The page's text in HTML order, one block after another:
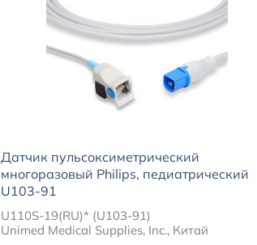
Датчик пульсоксиметрический
многоразовый Philips, педиатрический
U103-91
U110S-19(RU)* (U103-91)
Unimed Medical Supplies, Inc., Китай